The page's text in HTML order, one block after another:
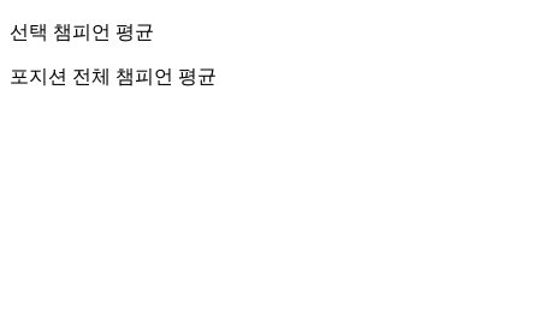
선택 챔피언 평균
포지션 전체 챔피언 평균